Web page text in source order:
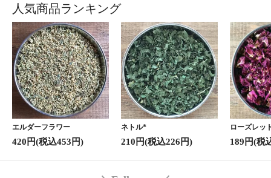
人気商品ランキング
エルダーフラワー
420円(税込453円)
ネトル*
210円(税込226円)
ローズレッ
189円(税